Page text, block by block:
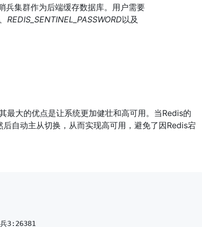
集群作为后端缓存数据库。用户需要
REDIS_SENTINEL_PASSWORD以及
大的优点是让系统更加健壮和高可用。当Redis的
自动主从切换，从而实现高可用，避免了因Redis宕
3:26381